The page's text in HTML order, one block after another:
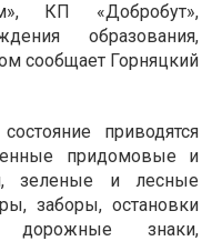
КП «Добробут»,
образования,
сообщает Горняцкий
приводятся
придомовые и
зеленые и лесные
заборы, остановки
дорожные знаки,